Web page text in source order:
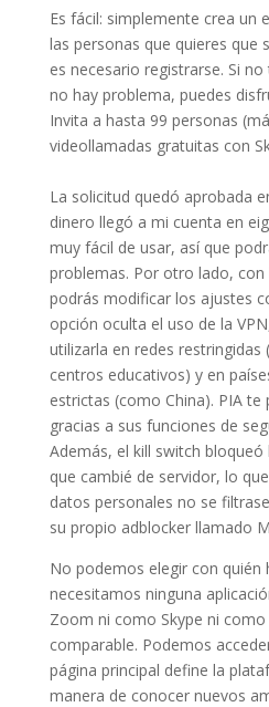
Es fácil: simplemente crea un
las personas que quieres que
es necesario registrarse. Si
no hay problema, puedes
Invita a hasta 99 personas
videollamadas gratuitas con
La solicitud quedó aprobada
dinero llegó a mi cuenta en
muy fácil de usar, así que
problemas. Por otro lado, con
podrás modificar los ajustes
opción oculta el uso de la
utilizarla en redes
centros educativos) y en
estrictas (como China). PIA
gracias a sus funciones de
Además, el kill switch
que cambié de servidor, lo
datos personales no se
su propio adblocker llamado
No podemos elegir con quién
necesitamos ninguna
Zoom ni como Skype ni como
comparable. Podemos
página principal define la
manera de conocer nuevos